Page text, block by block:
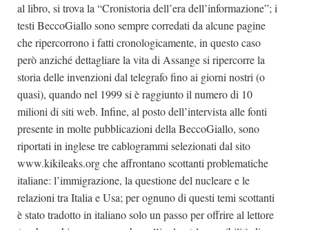
al libro, si trova la “Cronistoria dell’era dell’informazione”; i
testi BeccoGiallo sono sempre corredati da alcune pagine
che ripercorrono i fatti cronologicamente, in questo caso
però anziché dettagliare la vita di Assange si ripercorre la
storia delle invenzioni dal telegrafo fino ai giorni nostri (o
quasi), quando nel 1999 si è raggiunto il numero di 10
milioni di siti web. Infine, al posto dell’intervista alle fonti
presente in molte pubblicazioni della BeccoGiallo, sono
riportati in inglese tre cablogrammi selezionati dal sito
www.kikileaks.org che affrontano scottanti problematiche
italiane: l’immigrazione, la questione del nucleare e le
relazioni tra Italia e Usa; per ognuno di questi temi scottanti
è stato tradotto in italiano solo un passo per offrire al lettore